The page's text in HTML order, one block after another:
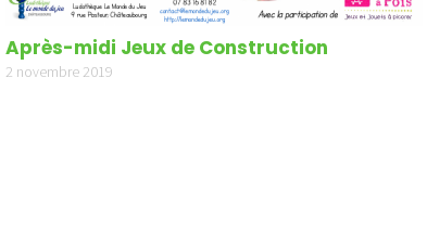
Après-midi Jeux de Construction
2 novembre 2019